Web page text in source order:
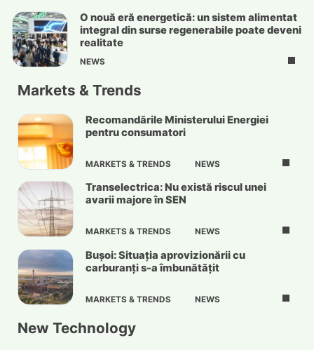
O nouă eră energetică: un sistem alimentat
integral din surse regenerabile poate deveni
realitate
NEWS
Markets & Trends
Recomandările Ministerului Energiei
pentru consumatori
MARKETS & TRENDS NEWS
Transelectrica: Nu există riscul unei
avarii majore în SEN
MARKETS & TRENDS NEWS
Bușoi: Situația aprovizionării cu
carburanți s-a îmbunătățit
MARKETS & TRENDS NEWS
New Technology